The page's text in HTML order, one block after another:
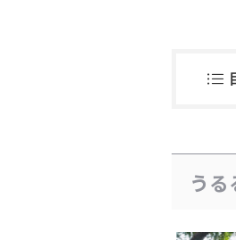
う